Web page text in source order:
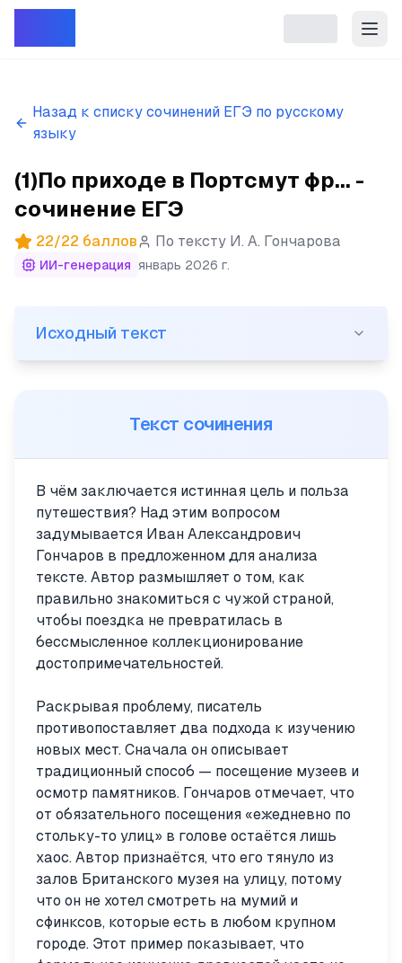
Назад к списку сочинений ЕГЭ по русскому
языку
(1)По приходе в Портсмут фр... -
сочинение ЕГЭ
22/22 баллов По тексту И. А. Гончарова
ИИ-генерация январь 2026 г.
(1)По приходе в Портсмут фрегат втянули в
Исходный текст
Текст сочинения
В чём заключается истинная цель и польза
путешествия? Над этим вопросом
задумывается Иван Александрович
Гончаров в предложенном для анализа
тексте. Автор размышляет о том, как
правильно знакомиться с чужой страной,
чтобы поездка не превратилась в
бессмысленное коллекционирование
достопримечательностей.
Раскрывая проблему, писатель
противопоставляет два подхода к изучению
новых мест. Сначала он описывает
традиционный способ — посещение музеев и
осмотр памятников. Гончаров отмечает, что
от обязательного посещения «ежедневно по
стольку-то улиц» в голове остаётся лишь
хаос. Автор признаётся, что его тянуло из
залов Британского музея на улицу, потому
что он не хотел смотреть на мумий и
сфинксов, которые есть в любом крупном
городе. Этот пример показывает, что